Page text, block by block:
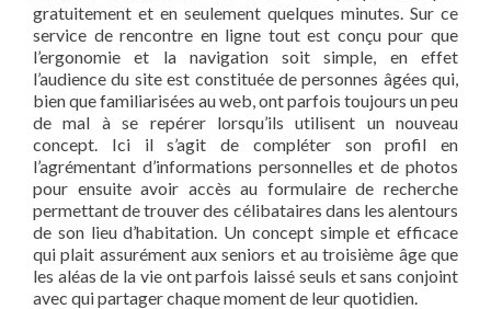
gratuitement et en seulement quelques minutes. Sur ce
service de rencontre en ligne tout est conçu pour que
l’ergonomie et la navigation soit simple, en effet
l’audience du site est constituée de personnes âgées qui,
bien que familiarisées au web, ont parfois toujours un peu
de mal à se repérer lorsqu’ils utilisent un nouveau
concept. Ici il s’agit de compléter son profil en
l’agrémentant d’informations personnelles et de photos
pour ensuite avoir accès au formulaire de recherche
permettant de trouver des célibataires dans les alentours
de son lieu d’habitation. Un concept simple et efficace
qui plait assurément aux seniors et au troisième âge que
les aléas de la vie ont parfois laissé seuls et sans conjoint
avec qui partager chaque moment de leur quotidien.